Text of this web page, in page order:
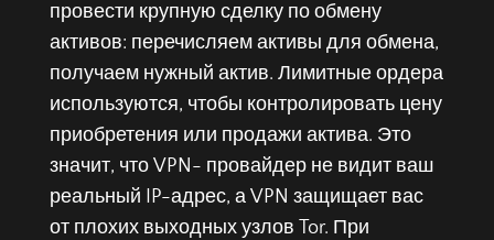
провести крупную сделку по обмену
активов: перечисляем активы для обмена,
получаем нужный актив. Лимитные ордера
используются, чтобы контролировать цену
приобретения или продажи актива. Это
значит, что VPN- провайдер не видит ваш
реальный IP-адрес, а VPN защищает вас
от плохих выходных узлов Tor. При